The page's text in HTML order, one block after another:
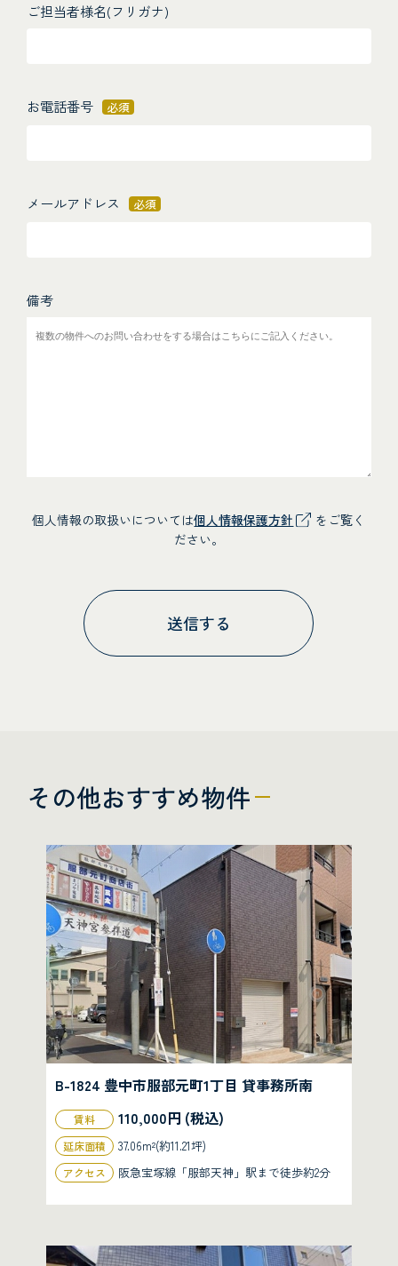
ご担当者様名(フリガナ)
お電話番号 必須
メールアドレス 必須
備考
個人情報の取扱いについては個人情報保護方針
をご覧く
ださい。
その他おすすめ物件
B-1824 豊中市服部元町1丁目 貸事務所南
賃料 110,000円 (税込)
延床面積 37.06m²(約11.21坪)
アクセス 阪急宝塚線「服部天神」駅まで徒歩約2分